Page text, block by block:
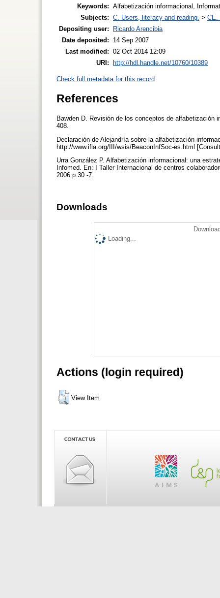
Keywords: Alfabetización informacional,
Subjects: C. Users, literacy and reading. > CE.
Depositing user:
Ricardo Arencibia
Date deposited:
14 Sep 2007
Last modified: 02 Oct 2014 12:09
URI:
http://hdl.handle.net/10760/10389
Check full metadata for this record
References
Bawden D. Revisión de los conceptos de alfabetización
408.
Declaración de Alejandría sobre la alfabetización
http://www.ifla.org/III/wsis/BeaconInfSoc-es.html
Urra González P. Alfabetización informacional: una
Infomed. En: I Taller Internacional de centros
2006.p.30 -7.
Downloads
Loading...
Actions (login required)
View Item